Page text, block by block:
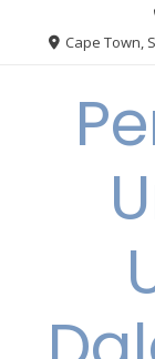
Cape Town,